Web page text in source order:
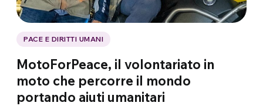
PACE E DIRITTI UMANI
MotoForPeace, il volontariato in
moto che percorre il mondo
portando aiuti umanitari